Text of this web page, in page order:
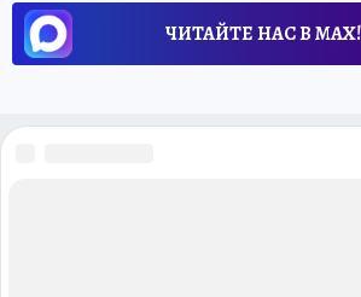
ЧИТАЙТЕ НАС В МАХ!